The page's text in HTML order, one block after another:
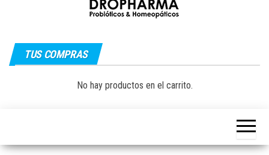
y Natural
Natural|
Guayaquil –
TUS COMPRAS
No hay productos en el carrito.